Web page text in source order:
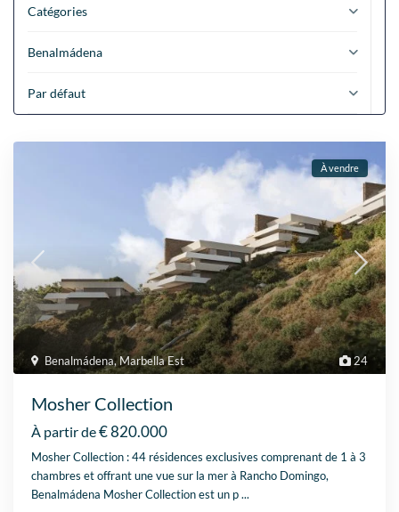
Catégories
Benalmádena
Par défaut
24
Benalmádena,Marbella Est
À vendre
Mosher Collection
À partir de€ 820.000
Mosher Collection : 44 résidences exclusives comprenant de 1 à 3
chambres et offrant une vue sur la mer à Rancho Domingo,
Benalmádena Mosher Collection est un p...